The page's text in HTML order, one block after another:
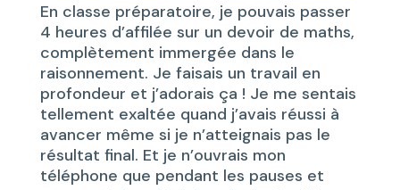
En classe préparatoire, je pouvais passer
4 heures d’affilée sur un devoir de maths,
complètement immergée dans le
raisonnement. Je faisais un travail en
profondeur et j’adorais ça ! Je me sentais
tellement exaltée quand j’avais réussi à
avancer même si je n’atteignais pas le
résultat final. Et je n’ouvrais mon
téléphone que pendant les pauses et